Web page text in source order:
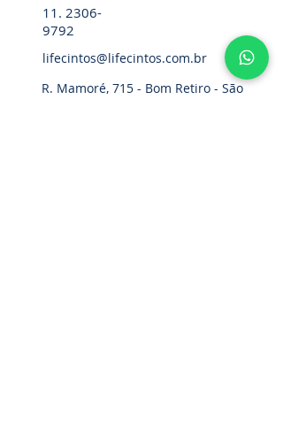
11. 2306-
9792
lifecintos@lifecintos.com.br
R. Mamoré, 715 - Bom Retiro - São